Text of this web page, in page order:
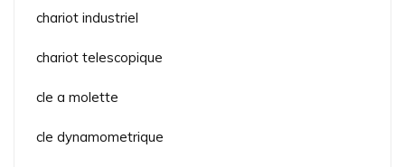
chariot industriel
chariot telescopique
cle a molette
cle dynamometrique